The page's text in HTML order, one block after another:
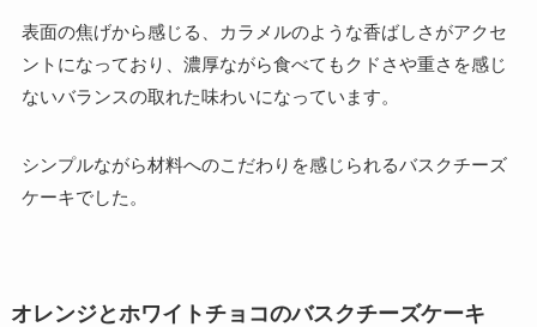
表面の焦げから感じる、カラメルのような香ばしさがアクセ
ントになっており、濃厚ながら食べてもクドさや重さを感じ
ないバランスの取れた味わいになっています。
シンプルながら材料へのこだわりを感じられるバスクチーズ
ケーキでした。
オレンジとホワイトチョコのバスクチーズケーキ